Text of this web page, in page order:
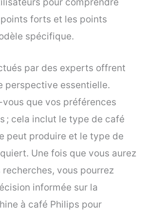
forts et les points
spécifique.
par des experts offrent
perspective essentielle.
vous que vos préférences
; cela inclut le type de café
peut produire et le type de
Une fois que vous aurez
vous pourrez
informée sur la
à café Philips pour